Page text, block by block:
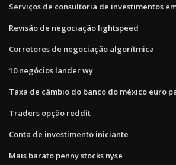
Serviços de consultoria de investimentos
Revisão de negociação lightspeed
Corretores de negociação algorítmica
10 negócios lander wy
Taxa de câmbio do banco do méxico euro
Traders opção reddit
Conta de investimento iniciante
Mais barato penny stocks nyse